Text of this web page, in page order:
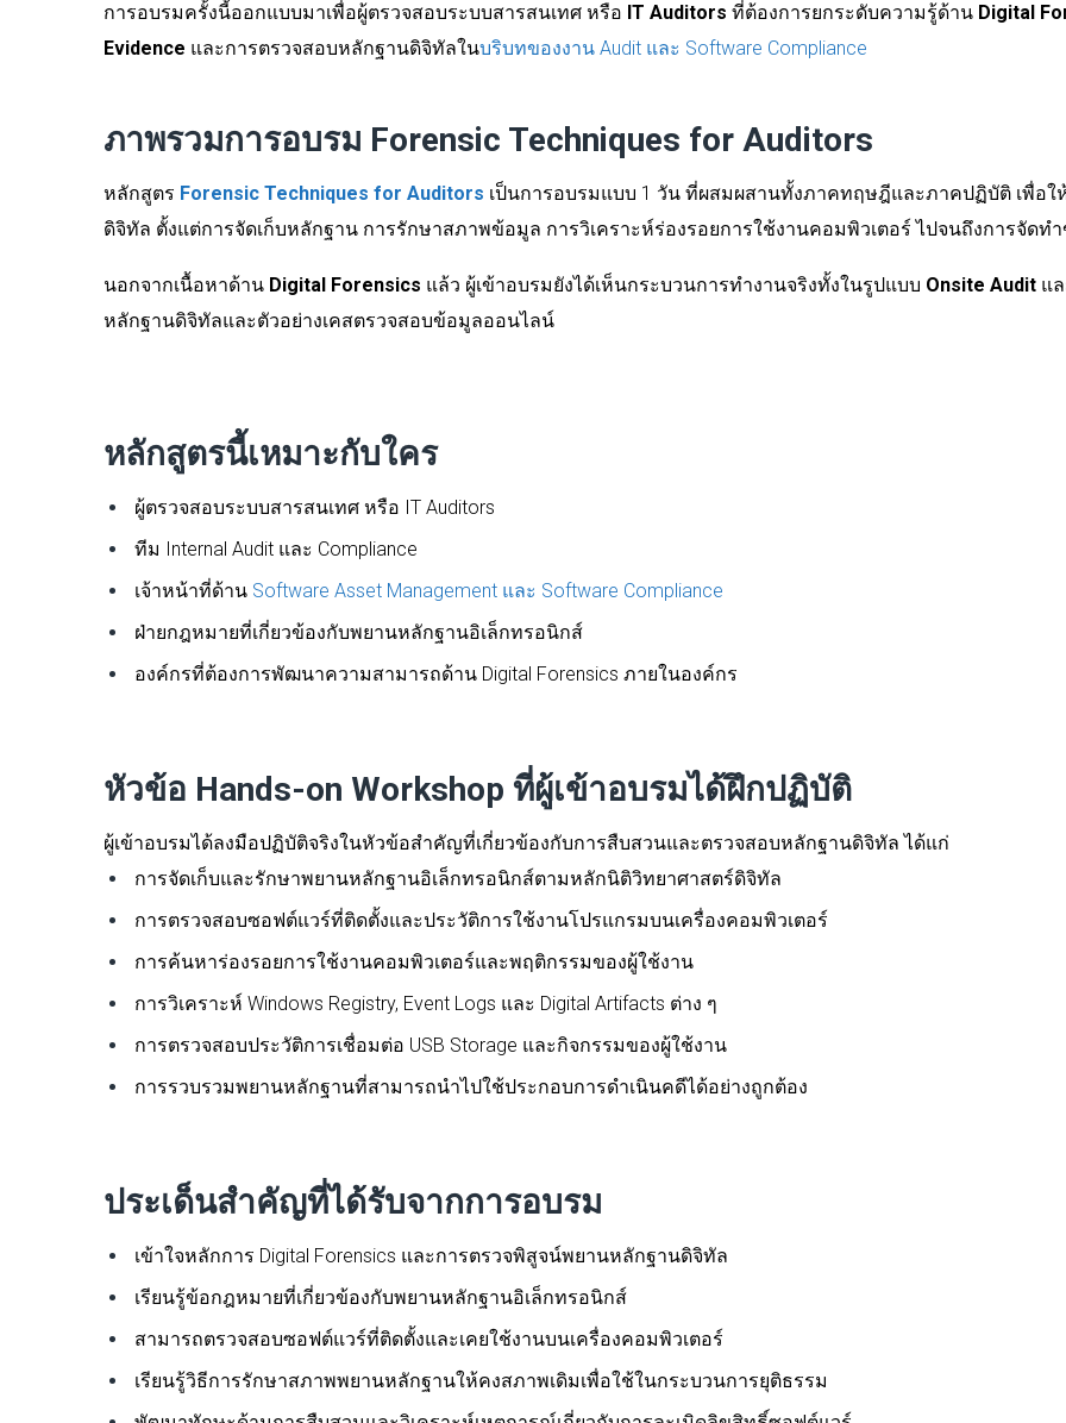
การอบรมครั้งนี้ออกแบบมาเพื่อผู้ตรวจสอบระบบสารสนเทศ หรือ IT Auditors ที่ต้องการยกระดับความรู้ด้าน Digital
Evidence และการตรวจสอบหลักฐานดิจิทัลในบริบทของงาน Audit และ Software Compliance
ภาพรวมการอบรม Forensic Techniques for Auditors
หลักสูตร Forensic Techniques for Auditors เป็นการอบรมแบบ 1 วัน ที่ผสมผสานทั้งภาคทฤษฎีและภาคปฏิบัติ เพื่อ
ดิจิทัล ตั้งแต่การจัดเก็บหลักฐาน การรักษาสภาพข้อมูล การวิเคราะห์ร่องรอยการใช้งานคอมพิวเตอร์ ไปจนถึงการจัด
นอกจากเนื้อหาด้าน Digital Forensics แล้ว ผู้เข้าอบรมยังได้เห็นกระบวนการทำงานจริงทั้งในรูปแบบ Onsite Audit แ
หลักฐานดิจิทัลและตัวอย่างเคสตรวจสอบข้อมูลออนไลน์
หลักสูตรนี้เหมาะกับใคร
ผู้ตรวจสอบระบบสารสนเทศ หรือ IT Auditors
ทีม Internal Audit และ Compliance
เจ้าหน้าที่ด้าน Software Asset Management และ Software Compliance
ฝ่ายกฎหมายที่เกี่ยวข้องกับพยานหลักฐานอิเล็กทรอนิกส์
องค์กรที่ต้องการพัฒนาความสามารถด้าน Digital Forensics ภายในองค์กร
หัวข้อ Hands-on Workshop ที่ผู้เข้าอบรมได้ฝึกปฏิบัติ
ผู้เข้าอบรมได้ลงมือปฏิบัติจริงในหัวข้อสำคัญที่เกี่ยวข้องกับการสืบสวนและตรวจสอบหลักฐานดิจิทัล ได้แก่
การจัดเก็บและรักษาพยานหลักฐานอิเล็กทรอนิกส์ตามหลักนิติวิทยาศาสตร์ดิจิทัล
การตรวจสอบซอฟต์แวร์ที่ติดตั้งและประวัติการใช้งานโปรแกรมบนเครื่องคอมพิวเตอร์
การค้นหาร่องรอยการใช้งานคอมพิวเตอร์และพฤติกรรมของผู้ใช้งาน
การวิเคราะห์ Windows Registry, Event Logs และ Digital Artifacts ต่าง ๆ
การตรวจสอบประวัติการเชื่อมต่อ USB Storage และกิจกรรมของผู้ใช้งาน
การรวบรวมพยานหลักฐานที่สามารถนำไปใช้ประกอบการดำเนินคดีได้อย่างถูกต้อง
ประเด็นสำคัญที่ได้รับจากการอบรม
เข้าใจหลักการ Digital Forensics และการตรวจพิสูจน์พยานหลักฐานดิจิทัล
เรียนรู้ข้อกฎหมายที่เกี่ยวข้องกับพยานหลักฐานอิเล็กทรอนิกส์
สามารถตรวจสอบซอฟต์แวร์ที่ติดตั้งและเคยใช้งานบนเครื่องคอมพิวเตอร์
เรียนรู้วิธีการรักษาสภาพพยานหลักฐานให้คงสภาพเดิมเพื่อใช้ในกระบวนการยุติธรรม